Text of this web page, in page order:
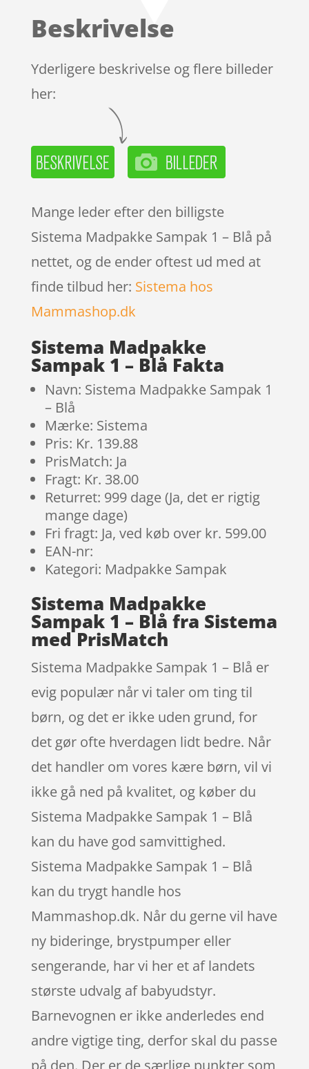
på
mmelser
Beskrivelse
Yderligere beskrivelse og flere billeder
her:
Mange leder efter den billigste
Sistema Madpakke Sampak 1 – Blå på
nettet, og de ender oftest ud med at
finde tilbud her: Sistema hos
Mammashop.dk
Sistema Madpakke
Sampak 1 – Blå Fakta
Navn: Sistema Madpakke Sampak 1
– Blå
Mærke: Sistema
Pris: Kr. 139.88
PrisMatch: Ja
Fragt: Kr. 38.00
Returret: 999 dage (Ja, det er rigtig
mange dage)
Fri fragt: Ja, ved køb over kr. 599.00
EAN-nr:
Kategori: Madpakke Sampak
Sistema Madpakke
Sampak 1 – Blå fra Sistema
med PrisMatch
Sistema Madpakke Sampak 1 – Blå er
evig populær når vi taler om ting til
børn, og det er ikke uden grund, for
det gør ofte hverdagen lidt bedre. Når
det handler om vores kære børn, vil vi
ikke gå ned på kvalitet, og køber du
Sistema Madpakke Sampak 1 – Blå
kan du have god samvittighed.
Sistema Madpakke Sampak 1 – Blå
kan du trygt handle hos
Mammashop.dk. Når du gerne vil have
ny bideringe, brystpumper eller
sengerande, har vi her et af landets
største udvalg af babyudstyr.
Barnevognen er ikke anderledes end
andre vigtige ting, derfor skal du passe
på den. Der er de særlige punkter som